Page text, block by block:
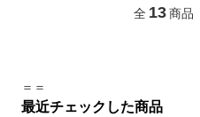
全 13 商品
＝＝
最近チェックした商品